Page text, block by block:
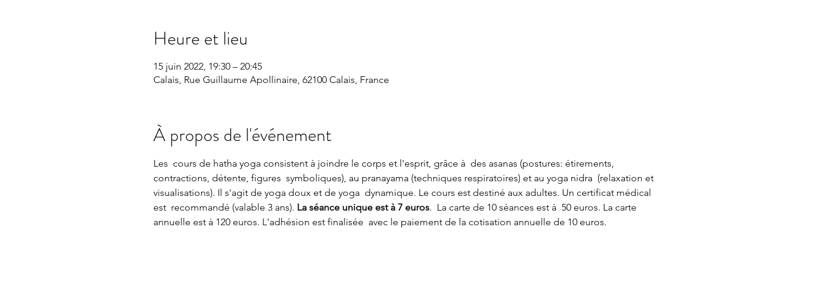
Heure et lieu
15 juin 2022, 19:30 – 20:45
Calais, Rue Guillaume Apollinaire, 62100 Calais, France
À propos de l'événement
Les  cours de hatha yoga consistent à joindre le corps et l'esprit, grâce à  des asanas (postures: étirements,
contractions, détente, figures  symboliques), au pranayama (techniques respiratoires) et au yoga nidra  (relaxation et
visualisations). Il s'agit de yoga doux et de yoga  dynamique. Le cours est destiné aux adultes. Un certificat médical
est  recommandé (valable 3 ans). La séance unique est à 7 euros.  La carte de 10 séances est à  50 euros. La carte
annuelle est à 120 euros. L'adhésion est finalisée  avec le paiement de la cotisation annuelle de 10 euros.